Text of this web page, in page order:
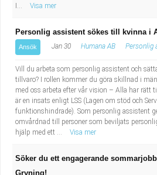
I...
Visa mer
Personlig assistent sökes till kvinna i
Ansök Jan 30 Humana AB Personlig
Vill du arbeta som personlig assistent och
tillvaro? I rollen kommer du göra skillnad i
med oss arbeta efter vår vision – Alla har rätt
är en insats enligt LSS (Lagen om stöd och
funktionshindrade). Som personlig assistent
omvårdnad till personer som beviljats
hjälp med ett ...
Visa mer
Söker du ett engagerande
Gryning!